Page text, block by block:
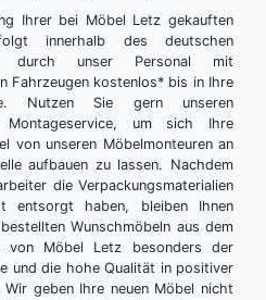
Ihrer bei Möbel Letz gekauften
innerhalb des deutschen
durch unser Personal mit
Fahrzeugen kostenlos* bis in Ihre
Nutzen Sie gern unseren
Montageservice, um sich Ihre
von unseren Möbelmonteuren an
aufbauen zu lassen. Nachdem
die Verpackungsmaterialien
entsorgt haben, bleiben Ihnen
Wunschmöbeln aus dem
von Möbel Letz besonders der
und die hohe Qualität in positiver
Wir geben Ihre neuen Möbel nicht